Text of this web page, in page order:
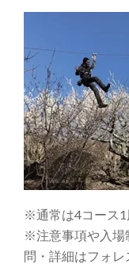
※通常は4コース1
※注意事項や入場
問・詳細はフォ